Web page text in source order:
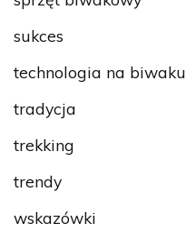
sukces
technologia na biwaku
tradycja
trekking
trendy
wskazówki